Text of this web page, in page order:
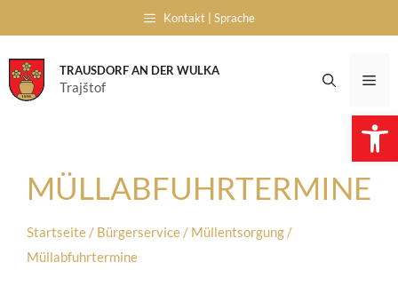
to
content
Kontakt | Sprache
TRAUSDORF AN DER WULKA
Trajštof
MÜLLABFUHRTERMINE
Startseite / Bürgerservice / Müllentsorgung /
Müllabfuhrtermine